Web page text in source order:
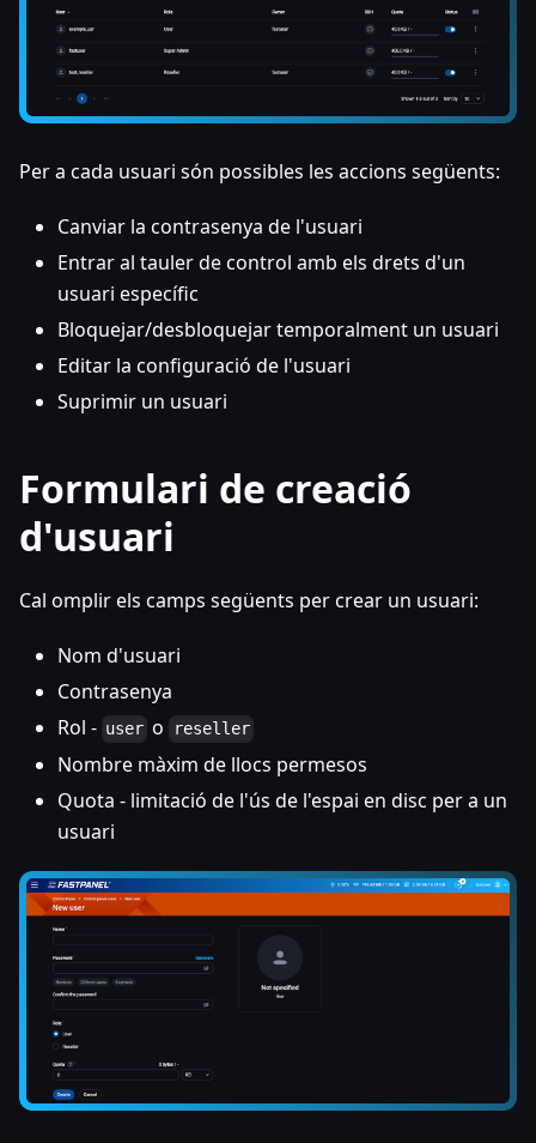
Per a cada usuari són possibles les accions següents:
Canviar la contrasenya de l'usuari
Entrar al tauler de control amb els drets d'un
usuari específic
Bloquejar/desbloquejar temporalment un usuari
Editar la configuració de l'usuari
Suprimir un usuari
Formulari de creació
d'usuari
Cal omplir els camps següents per crear un usuari:
Nom d'usuari
Contrasenya
Rol - user o reseller
Nombre màxim de llocs permesos
Quota - limitació de l'ús de l'espai en disc per a un
usuari